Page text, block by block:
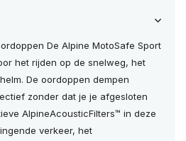
De Alpine MotoSafe Sport
het rijden op de snelweg, het
De oordoppen dempen
zonder dat je je afgesloten
AlpineAcousticFilters™ in deze
verkeer, het